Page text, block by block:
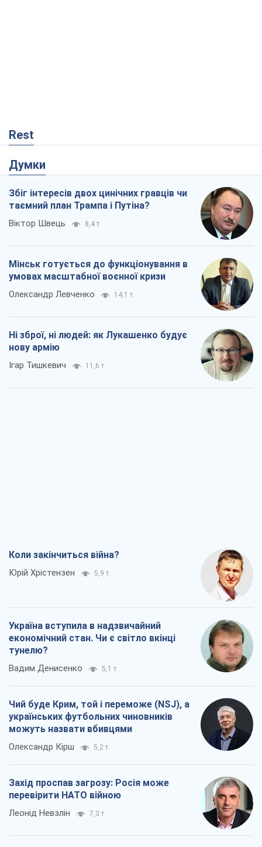
Rest
Думки
Збіг інтересів двох цинічних гравців чи
таємний план Трампа і Путіна?
Віктор Швець 8,4 т.
Мінськ готується до функціонування в
умовах масштабної воєнної кризи
Олександр Левченко 14,1 т.
Ні зброї, ні людей: як Лукашенко будує
нову армію
Ігар Тишкевич 11,6 т.
Коли закінчиться війна?
Юрій Хрістензен 5,9 т.
Україна вступила в надзвичайний
економічний стан. Чи є світло вкінці
тунелю?
Вадим Денисенко 5,1 т.
Чий буде Крим, той і переможе (NSJ), а
українських футбольних чиновників
можуть назвати вбивцями
Олександр Кірш 5,2 т.
Захід проспав загрозу: Росія може
перевірити НАТО війною
Леонід Невзлін 7,3 т.